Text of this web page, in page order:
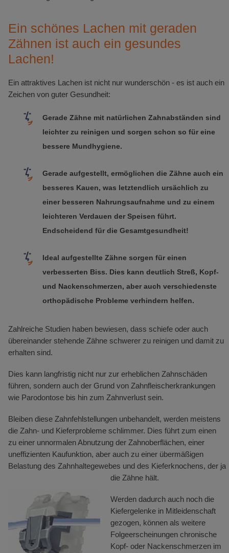
Ein schönes Lachen mit geraden
Zähnen ist auch ein gesundes
Lachen!
Ein attraktives Lachen ist nicht nur wunderschön - es ist auch ein
Zeichen von guter Gesundheit:
Gerade Zähne mit natürlichen Zahnabständen sind
leichter zu reinigen und sorgen schon so für eine
bessere Mundhygiene.
Gerade aufgestellt, ermöglichen die Zähne auch ein
besseres Kauen, was letztendlich ursächlich zu
einer besseren Nahrungsaufnahme und zu einem
leichteren Verdauen der Speisen führt.
Endscheidend für die Gesamtgesundheit!
Ideal aufgestellte Zähne sorgen für einen
verbesserten Biss. Dies kann deutlich Streß, Kopf-
und Nackenschmerzen, aber auch verschiedenste
orthopädische Probleme verhindern helfen.
Zahlreiche Studien haben bewiesen, dass schiefe oder auch
übereinander stehende Zähne schwerer zu reinigen und damit zu
erhalten sind.
Dies kann langfristig nicht nur zur erheblichen Zahnschäden
führen, sondern auch der Grund von Zahnfleischerkrankungen
wie Parodontose bis hin zum Zahnverlust sein.
Bleiben diese Zahnfehlstellungen unbehandelt, werden meistens
die Zahn- und Kieferprobleme schlimmer. Dies führt zum einen
zu einer unnormalen Abnutzung der Zahnoberflächen, einer
uneffizienten Kaufunktion, aber auch zu einer übermäßigen
Belastung des Zahnhaltegewebes und des Kieferknochens, der ja
die Zähne hält.
Werden dadurch auch noch die
Kiefergelenke in Mitleidenschaft
gezogen, können als weitere
Folgeerscheinungen chronische
Kopf- oder Nackenschmerzen im